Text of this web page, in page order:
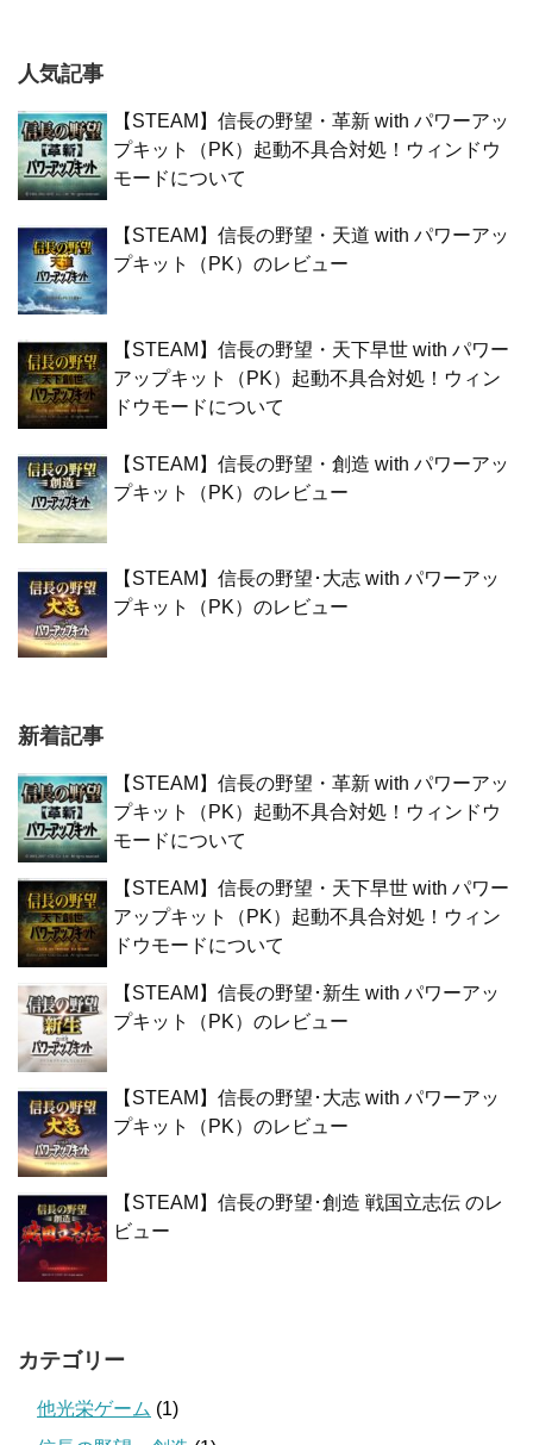
人気記事
【STEAM】信長の野望・革新 with パワーアッ
プキット（PK）起動不具合対処！ウィンドウ
モードについて
【STEAM】信長の野望・天道 with パワーアッ
プキット（PK）のレビュー
【STEAM】信長の野望・天下早世 with パワー
アップキット（PK）起動不具合対処！ウィン
ドウモードについて
【STEAM】信長の野望・創造 with パワーアッ
プキット（PK）のレビュー
【STEAM】信長の野望･大志 with パワーアッ
プキット（PK）のレビュー
新着記事
【STEAM】信長の野望・革新 with パワーアッ
プキット（PK）起動不具合対処！ウィンドウ
モードについて
【STEAM】信長の野望・天下早世 with パワー
アップキット（PK）起動不具合対処！ウィン
ドウモードについて
【STEAM】信長の野望･新生 with パワーアッ
プキット（PK）のレビュー
【STEAM】信長の野望･大志 with パワーアッ
プキット（PK）のレビュー
【STEAM】信長の野望･創造 戦国立志伝 のレ
ビュー
カテゴリー
他光栄ゲーム (1)